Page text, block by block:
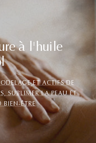
à l'huile
ET ACTIFS DE
SUBLIMER LA PEAU ET
BIEN-ÊTRE